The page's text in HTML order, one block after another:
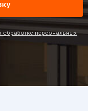
обработке персональных